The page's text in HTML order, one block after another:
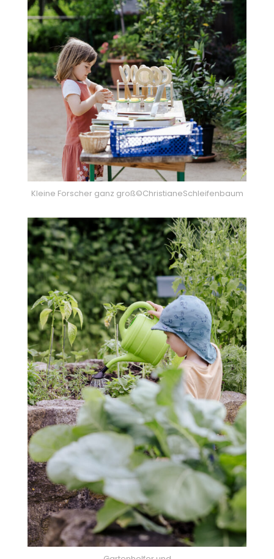
Kleine Forscher ganz groß©ChristianeSchleifenbaum